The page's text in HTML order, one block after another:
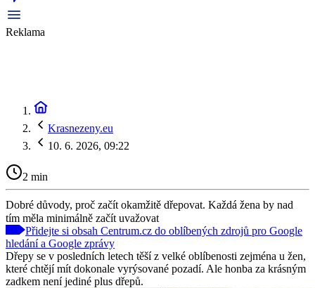
Reklama
Krasnezeny.eu
10. 6. 2026, 09:22
2 min
Dobré důvody, proč začít okamžitě dřepovat. Každá žena by nad
tím měla minimálně začít uvažovat
Přidejte si obsah Centrum.cz do oblíbených zdrojů pro Google
hledání a Google zprávy
Dřepy se v posledních letech těší z velké oblíbenosti zejména u žen,
které chtějí mít dokonale vyrýsované pozadí. Ale honba za krásným
zadkem není jediné plus dřepů.